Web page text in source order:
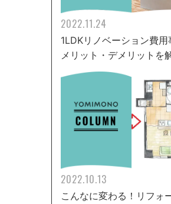
2022.11.24
1LDKリノベーション費用
メリット・デメリットを
2022.10.13
こんなに変わる！リフォ